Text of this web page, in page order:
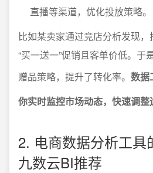
直播等渠道，优化投放策略。
比如某卖家通过竞店分析发现
“买一送一”促销且客单价低。于
赠品策略，提升了转化率。 数据
你实时监控市场动态，快速调整
2. 电商数据分析工具
九数云BI推荐